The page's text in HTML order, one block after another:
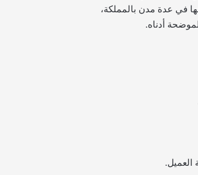
في عدة مدن بالمملكة،
أدناه.